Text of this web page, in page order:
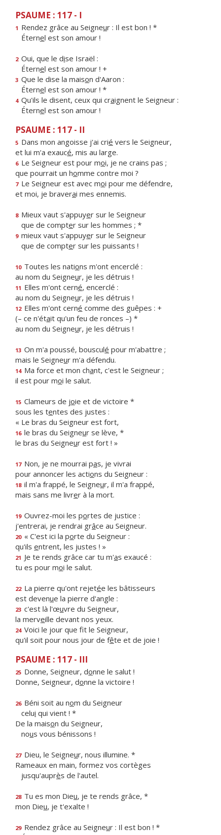
PSAUME : 117 - I
1 Rendez grâce au Seigneur : Il est bon ! *
Éternel est son amour !
2 Oui, que le dise Israël :
Éternel est son amour ! +
3 Que le dise la maison d'Aaron :
Éternel est son amour ! *
4 Qu'ils le disent, ceux qui craignent le Seigneur :
Éternel est son amour !
PSAUME : 117 - II
5 Dans mon angoisse j'ai crié vers le Seigneur,
et lui m'a exaucé, mis au large.
6 Le Seigneur est pour moi, je ne crains pas ;
que pourrait un homme contre moi ?
7 Le Seigneur est avec moi pour me défendre,
et moi, je braverai mes ennemis.
8 Mieux vaut s'appuyer sur le Seigneur
que de compter sur les hommes ; *
9 mieux vaut s'appuyer sur le Seigneur
que de compter sur les puissants !
10 Toutes les nations m'ont encerclé :
au nom du Seigneur, je les détruis !
11 Elles m'ont cerné, encerclé :
au nom du Seigneur, je les détruis !
12 Elles m'ont cerné comme des guêpes : +
(– ce n'était qu'un feu de ronces –) *
au nom du Seigneur, je les détruis !
13 On m'a poussé, bousculé pour m'abattre ;
mais le Seigneur m'a défendu.
14 Ma force et mon chant, c'est le Seigneur ;
il est pour moi le salut.
15 Clameurs de joie et de victoire *
sous les tentes des justes :
« Le bras du Seigneur est fort,
16 le bras du Seigneur se lève, *
le bras du Seigneur est fort ! »
17 Non, je ne mourrai pas, je vivrai
pour annoncer les actions du Seigneur :
18 il m'a frappé, le Seigneur, il m'a frappé,
mais sans me livrer à la mort.
19 Ouvrez-moi les portes de justice :
j'entrerai, je rendrai grâce au Seigneur.
20 « C'est ici la porte du Seigneur :
qu'ils entrent, les justes ! »
21 Je te rends grâce car tu m'as exaucé :
tu es pour moi le salut.
22 La pierre qu'ont rejetée les bâtisseurs
est devenue la pierre d'angle :
23 c'est là l'œuvre du Seigneur,
la merveille devant nos yeux.
24 Voici le jour que ft le Seigneur,
qu'il soit pour nous jour de fête et de joie !
PSAUME : 117 - III
25 Donne, Seigneur, donne le salut !
Donne, Seigneur, donne la victoire !
26 Béni soit au nom du Seigneur
celui qui vient ! *
De la maison du Seigneur,
nous vous bénissons !
27 Dieu, le Seigneur, nous illumine. *
Rameaux en main, formez vos cortèges
jusqu'auprès de l'autel.
28 Tu es mon Dieu, je te rends grâce, *
mon Dieu, je t'exalte !
29 Rendez grâce au Seigneur : Il est bon ! *